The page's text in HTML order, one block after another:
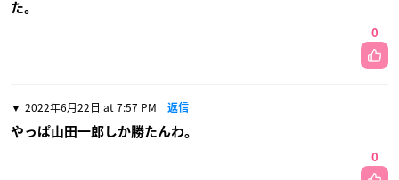
た。
0
2022年6月22日 at 7:57 PM 返信
やっぱ山田一郎しか勝たんわ。
0